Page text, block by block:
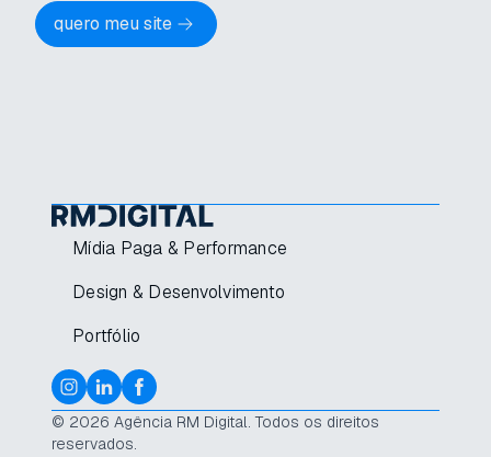
quero meu site
Mídia Paga & Performance
Design & Desenvolvimento
Portfólio
© 2026 Agência RM Digital. Todos os direitos
reservados.